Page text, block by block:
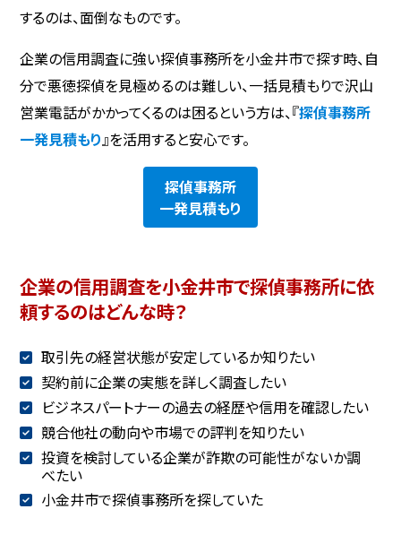
するのは、面倒なものです。
企業の信用調査に強い探偵事務所を小金井市で探す時、自
分で悪徳探偵を見極めるのは難しい、一括見積もりで沢山
営業電話がかかってくるのは困るという方は、『探偵事務所
一発見積もり 』を活用すると安心です。
探偵事務所
一発見積もり
企業の信用調査を小金井市で探偵事務所に依
頼するのはどんな時？
取引先の経営状態が安定しているか知りたい
契約前に企業の実態を詳しく調査したい
ビジネスパートナーの過去の経歴や信用を確認したい
競合他社の動向や市場での評判を知りたい
投資を検討している企業が詐欺の可能性がないか調
べたい
小金井市で探偵事務所を探していた